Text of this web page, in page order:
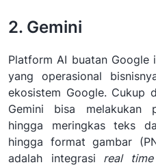
2. Gemini
Platform AI buatan
yang operasional
ekosistem Google. Cukup
Gemini bisa melakukan
hingga meringkas teks
hingga format gambar
adalah integrasi real time